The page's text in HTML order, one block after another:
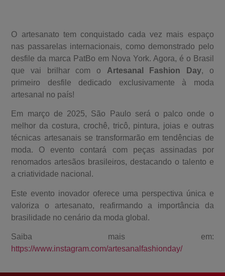
O artesanato tem conquistado cada vez mais espaço
nas passarelas internacionais, como demonstrado pelo
desfile da marca PatBo em Nova York. Agora, é o Brasil
que vai brilhar com o Artesanal Fashion Day, o
primeiro desfile dedicado exclusivamente à moda
artesanal no país!
Em março de 2025, São Paulo será o palco onde o
melhor da costura, crochê, tricô, pintura, joias e outras
técnicas artesanais se transformarão em tendências de
moda. O evento contará com peças assinadas por
renomados artesãos brasileiros, destacando o talento e
a criatividade nacional.
Este evento inovador oferece uma perspectiva única e
valoriza o artesanato, reafirmando a importância da
brasilidade no cenário da moda global.
Saiba mais em:
https://www.instagram.com/artesanalfashionday/